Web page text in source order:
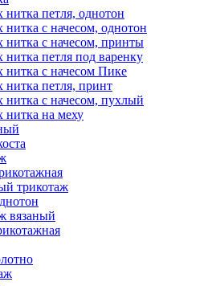
нитка петля, однотон
нитка с начесом, однотон
нитка с начесом, принты
нитка петля под варенку
нитка с начесом Пике
нитка петля, принт
нитка с начесом, пухлый
нитка на меху
трикотаж
вязаный